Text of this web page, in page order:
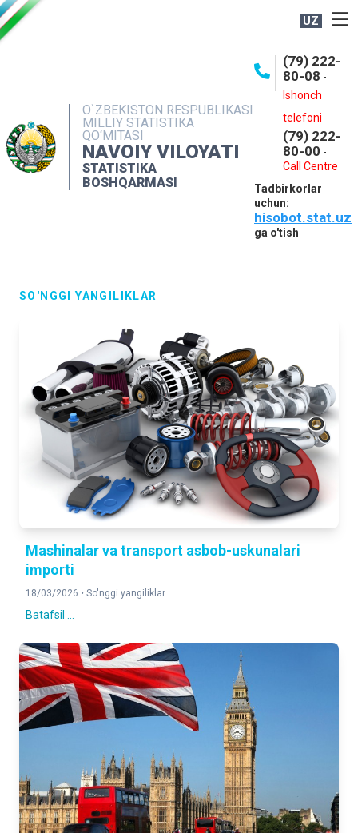
UZ
O`ZBEKISTON RESPUBLIKASI
MILLIY STATISTIKA
QO‘MITASI
NAVOIY VILOYATI
STATISTIKA
BOSHQARMASI
(79) 222-
80-08 -
Ishonch
telefoni
(79) 222-
80-00 -
Call Centre
Tadbirkorlar
uchun:
hisobot.stat.uz
ga o'tish
OCHIQ MA'LUMOTLAR
INTERAKTIV XIZMATLAR
MUROJAATLAR
SO'NGGI YANGILIKLAR
Mashinalar va transport asbob-uskunalari
importi
18/03/2026 • So'nggi yangiliklar
Batafsil ...